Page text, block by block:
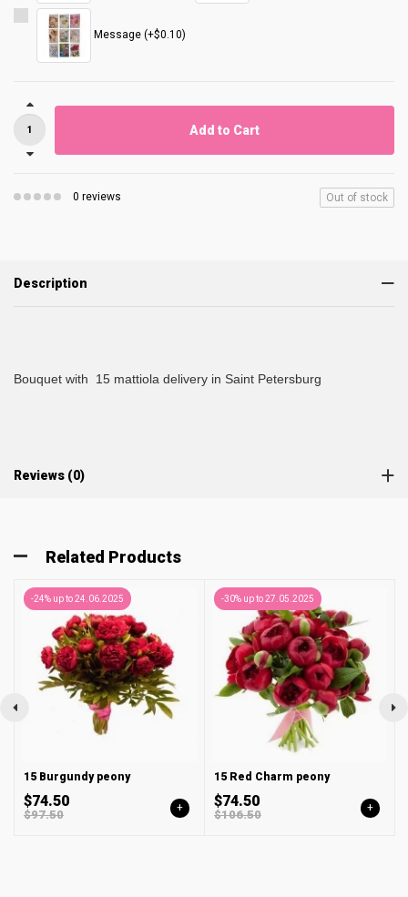
Message (+$0.10)
Add to Cart
0 reviews Out of stock
Description
Bouquet with 15 mattiola delivery in Saint Petersburg
Reviews (0)
Related Products
-24% up to 24.06.2025
15 Burgundy peony
$74.50
$97.50 +
-30% up to 27.05.2025
15 Red Charm peony
$74.50
$106.50 +